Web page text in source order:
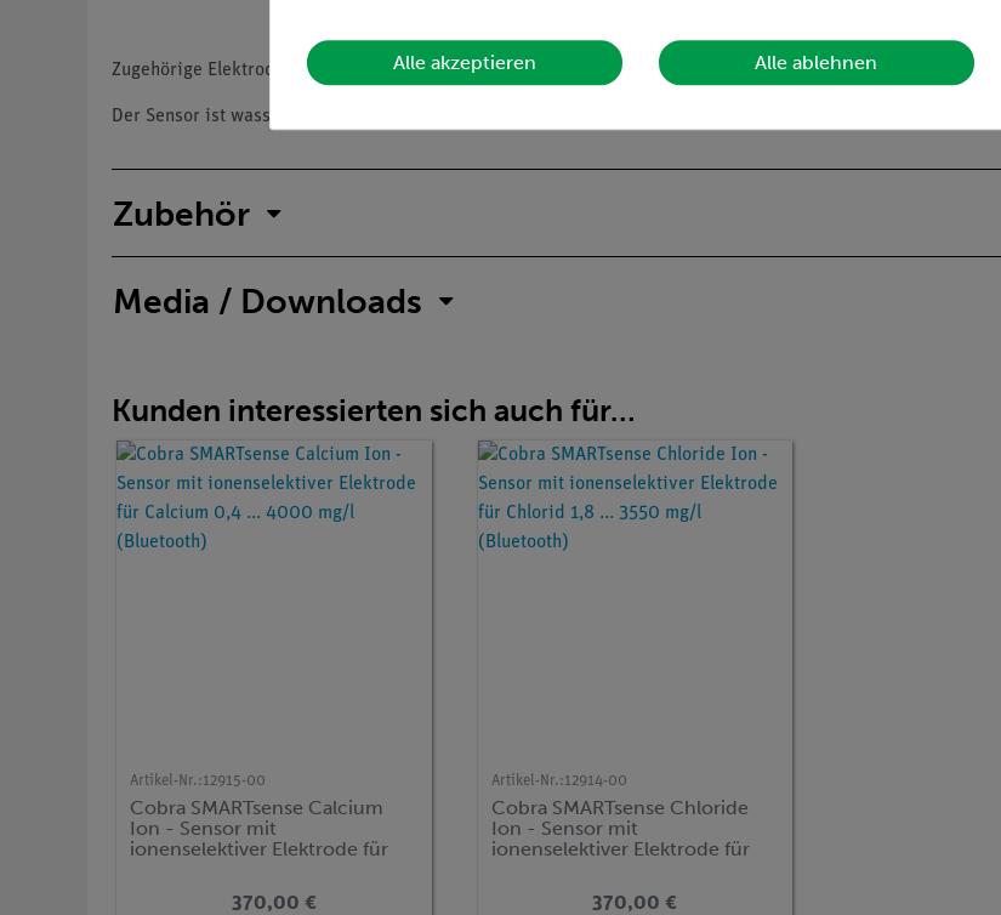
Zugehörige Elektrode ist Teil des Lieferumfangs.
Der Sensor ist wasserdicht nach IP67. Er benötigt eine Batterie (Knopfzelle CR2032), die im Lieferumfang
Zubehör
Media / Downloads
Kunden interessierten sich auch für…
Artikel-Nr.:12915-00
Cobra SMARTsense Calcium
Ion - Sensor mit
ionenselektiver Elektrode für
370,00 €
Artikel-Nr.:12914-00
Cobra SMARTsense Chloride
Ion - Sensor mit
ionenselektiver Elektrode für
370,00 €
Alle akzeptieren Alle ablehnen